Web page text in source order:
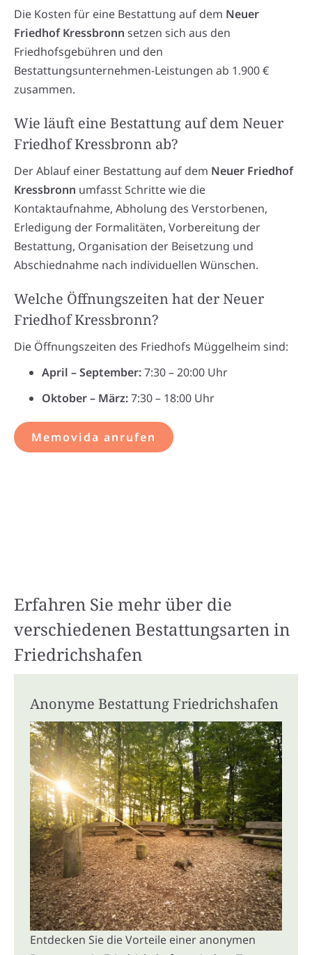
Die Kosten für eine Bestattung auf dem Neuer
Friedhof Kressbronn setzen sich aus den
Friedhofsgebühren und den
Bestattungsunternehmen-Leistungen ab 1.900 €
zusammen.
Wie läuft eine Bestattung auf dem Neuer
Friedhof Kressbronn ab?
Der Ablauf einer Bestattung auf dem Neuer Friedhof
Kressbronn umfasst Schritte wie die
Kontaktaufnahme, Abholung des Verstorbenen,
Erledigung der Formalitäten, Vorbereitung der
Bestattung, Organisation der Beisetzung und
Abschiednahme nach individuellen Wünschen.
Welche Öffnungszeiten hat der Neuer
Friedhof Kressbronn?
Die Öffnungszeiten des Friedhofs Müggelheim sind:
April – September:7:30 – 20:00 Uhr
Oktober – März:7:30 – 18:00 Uhr
Memovida anrufen
Erfahren Sie mehr über die
verschiedenen Bestattungsarten in
Friedrichshafen
Anonyme Bestattung Friedrichshafen
Entdecken Sie die Vorteile einer anonymen